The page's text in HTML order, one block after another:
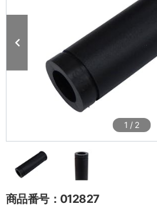
1 / 2
商品番号：012827